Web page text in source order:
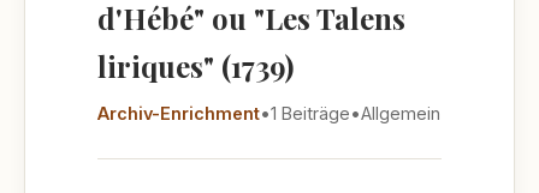
d'Hébé" ou "Les Talens
liriques" (1739)
Archiv-Enrichment•1 Beiträge•Allgemein